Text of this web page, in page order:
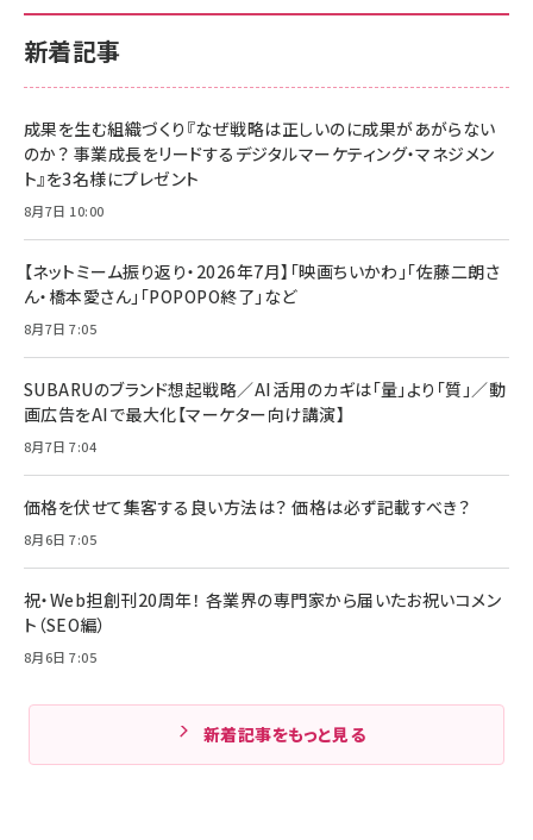
新着記事
成果を生む組織づくり『なぜ戦略は正しいのに成果があがらない
のか？ 事業成長をリードするデジタルマーケティング・マネジメン
ト』を3名様にプレゼント
8月7日 10:00
【ネットミーム振り返り・2026年7月】「映画ちいかわ」「佐藤二朗さ
ん・橋本愛さん」「POPOPO終了」など
8月7日 7:05
SUBARUのブランド想起戦略／AI活用のカギは「量」より「質」／動
画広告をAIで最大化【マーケター向け講演】
8月7日 7:04
価格を伏せて集客する良い方法は？ 価格は必ず記載すべき？
8月6日 7:05
祝・Web担創刊20周年！ 各業界の専門家から届いたお祝いコメン
ト（SEO編）
8月6日 7:05
新着記事をもっと見る